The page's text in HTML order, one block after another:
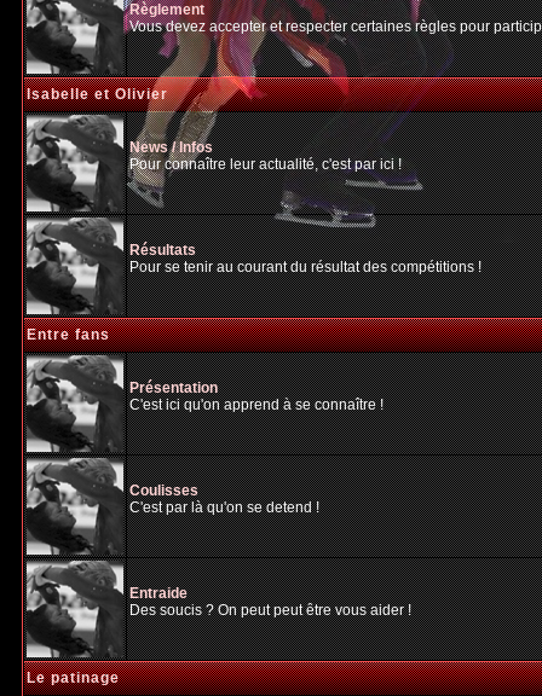
Règlement
Vous devez accepter et respecter certaines règles pour
Isabelle et Olivier
News / Infos
Pour connaître leur actualité, c'est par ici !
Résultats
Pour se tenir au courant du résultat des compétitions !
Entre fans
Présentation
C'est ici qu'on apprend à se connaître !
Coulisses
C'est par là qu'on se detend !
Entraide
Des soucis ? On peut peut être vous aider !
Le patinage